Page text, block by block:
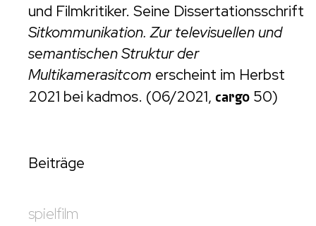
und Filmkritiker. Seine Dissertationsschrift
Sitkommunikation. Zur televisuellen und
semantischen Struktur der
Multikamerasitcom erscheint im Herbst
2021 bei kadmos. (06/2021, cargo 50)
Beiträge
spielfilm